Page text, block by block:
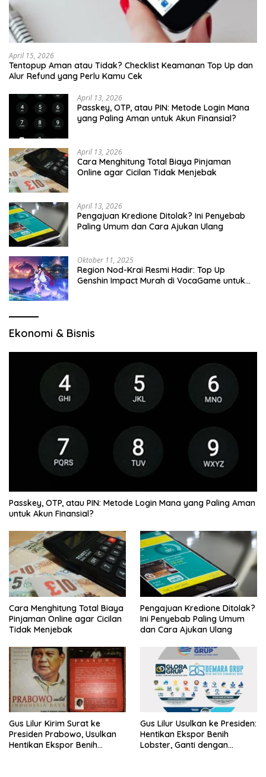
April 15, 2026
Tentopup Aman atau Tidak? Checklist Keamanan Top Up dan
Alur Refund yang Perlu Kamu Cek
April 13, 2026
Passkey, OTP, atau PIN: Metode Login Mana
yang Paling Aman untuk Akun Finansial?
April 13, 2026
Cara Menghitung Total Biaya Pinjaman
Online agar Cicilan Tidak Menjebak
April 13, 2026
Pengajuan Kredione Ditolak? Ini Penyebab
Paling Umum dan Cara Ajukan Ulang
Oktober 11, 2025
Region Nod-Krai Resmi Hadir: Top Up
Genshin Impact Murah di VocaGame untuk
Ekonomi & Bisnis
Passkey, OTP, atau PIN: Metode Login Mana yang Paling Aman
untuk Akun Finansial?
Cara Menghitung Total Biaya
Pinjaman Online agar Cicilan
Tidak Menjebak
Pengajuan Kredione Ditolak?
Ini Penyebab Paling Umum
dan Cara Ajukan Ulang
Gus Lilur Kirim Surat ke
Presiden Prabowo, Usulkan
Hentikan Ekspor Benih
Gus Lilur Usulkan ke Presiden:
Hentikan Ekspor Benih
Lobster, Ganti dengan